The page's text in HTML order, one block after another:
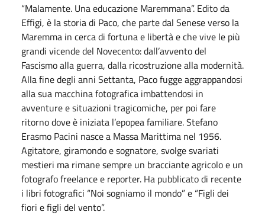
“Malamente. Una educazione Maremmana”. Edito da
Effigi, è la storia di Paco, che parte dal Senese verso la
Maremma in cerca di fortuna e libertà e che vive le più
grandi vicende del Novecento: dall’avvento del
Fascismo alla guerra, dalla ricostruzione alla modernità.
Alla fine degli anni Settanta, Paco fugge aggrappandosi
alla sua macchina fotografica imbattendosi in
avventure e situazioni tragicomiche, per poi fare
ritorno dove è iniziata l’epopea familiare. Stefano
Erasmo Pacini nasce a Massa Marittima nel 1956.
Agitatore, giramondo e sognatore, svolge svariati
mestieri ma rimane sempre un bracciante agricolo e un
fotografo freelance e reporter. Ha pubblicato di recente
i libri fotografici “Noi sogniamo il mondo” e “Figli dei
fiori e figli del vento”.